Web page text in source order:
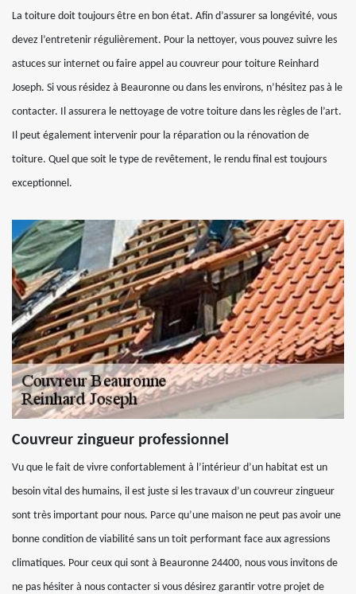
La toiture doit toujours être en bon état. Afin d’assurer sa longévité, vous
devez l’entretenir régulièrement. Pour la nettoyer, vous pouvez suivre les
astuces sur internet ou faire appel au couvreur pour toiture Reinhard
Joseph. Si vous résidez à Beauronne ou dans les environs, n’hésitez pas à le
contacter. Il assurera le nettoyage de votre toiture dans les règles de l’art.
Il peut également intervenir pour la réparation ou la rénovation de
toiture. Quel que soit le type de revêtement, le rendu final est toujours
exceptionnel.
Couvreur zingueur professionnel
Vu que le fait de vivre confortablement à l’intérieur d’un habitat est un
besoin vital des humains, il est juste si les travaux d’un couvreur zingueur
sont très important pour nous. Parce qu’une maison ne peut pas avoir une
bonne condition de viabilité sans un toit performant face aux agressions
climatiques. Pour ceux qui sont à Beauronne 24400, nous vous invitons de
ne pas hésiter à nous contacter si vous désirez garantir votre projet de